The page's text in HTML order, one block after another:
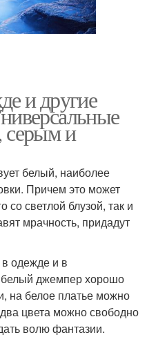
и другие
серым и
белый, наиболее
Причем это может
со светлой блузой, так и
мрачность, придадут
одежде и в
джемпер хорошо
на белое платье можно
цвета можно свободно
волю фантазии.